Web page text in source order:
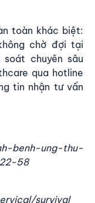
toàn khác biệt:
chờ đợi tại
chuyên sâu
qua hotline
tin nhận tư vấn
benh-ung-thu-
58
survival